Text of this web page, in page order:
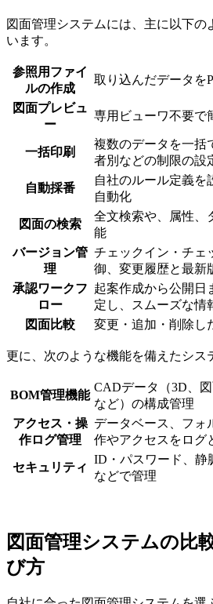
図面管理システムには、主に以下の
います。
参照用ファイ
ルの作成
取り込んだデータを
図面プレビュ
ー
専用ビューワ不要で
一括印刷
複数のデータを一括
者別などの制限の設
自動採番
自社のルール定義を
自動化
図面の検索
全文検索や、属性、
能
バージョン管
理
チェックイン・チェ
御、変更履歴と最新
承認ワークフ
ロー
起案作成から公開日
定し、スムーズな情
図面比較
変更・追加・削除し
更に、次のような機能を備えたシス
BOM管理機能
CADデータ（3D、
など）の構成管理
アクセス・操
作ログ管理
データベース、フォ
作やアクセスをログ
セキュリティ
ID・パスワード、静
などで管理
図面管理システムの比
び方